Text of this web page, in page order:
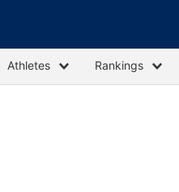
Athletes Rankings